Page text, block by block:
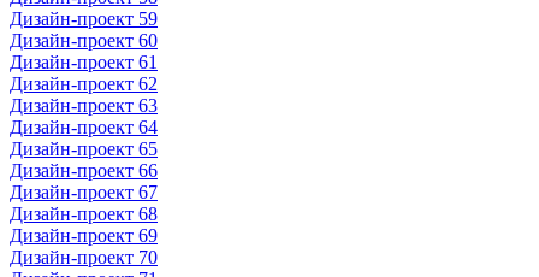
Дизайн-проект 59
Дизайн-проект 60
Дизайн-проект 61
Дизайн-проект 62
Дизайн-проект 63
Дизайн-проект 64
Дизайн-проект 65
Дизайн-проект 66
Дизайн-проект 67
Дизайн-проект 68
Дизайн-проект 69
Дизайн-проект 70